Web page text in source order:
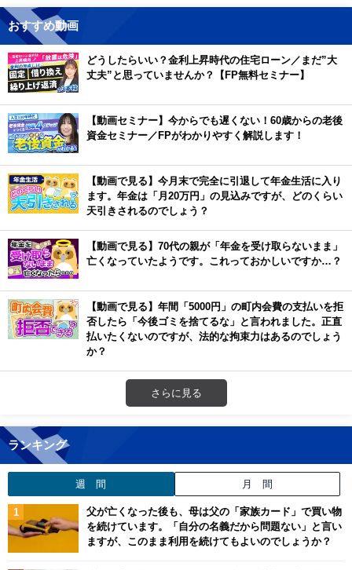
おすすめ動画
どうしたらいい？金利上昇時代の住宅ローン／まだ”大
丈夫”と思っていませんか？【FP無料セミナー】
【動画セミナー】今からでも遅くない！60歳からの老後
資金セミナー／FPがわかりやすく解説します！
【動画で見る】今月末で完全に引退して年金生活に入り
ます。年金は「月20万円」の見込みですが、どのくらい
天引きされるのでしょう？
【動画で見る】70代の親が「年金を受け取らないまま」
亡くなっていたようです。これっておかしいですか…？
【動画で見る】年間「5000円」の町内会費の支払いを拒
否したら「今後ゴミを捨てるな」と言われました。正直
払いたくないのですが、法的な拘束力はあるのでしょう
か？
さらに見る
ランキング
週 間 月 間
父が亡くなった後も、母は父の「家族カード」で買い物
を続けています。「自分の名義だから問題ない」と言い
ますが、このまま利用を続けてもよいのでしょうか？